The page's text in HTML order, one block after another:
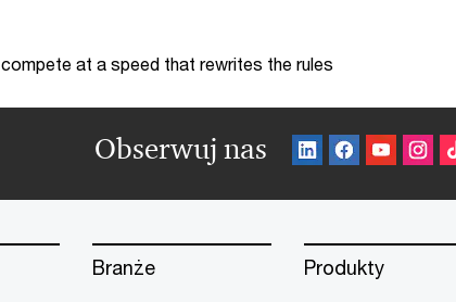
compete at a speed that rewrites the rules
Obserwuj nas
Branże Produkty